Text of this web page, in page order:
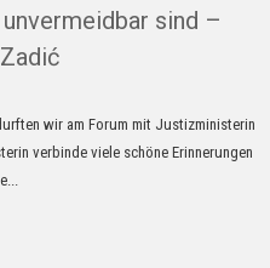
sind –
wir am Forum mit Justizministerin
verbinde viele schöne Erinnerungen